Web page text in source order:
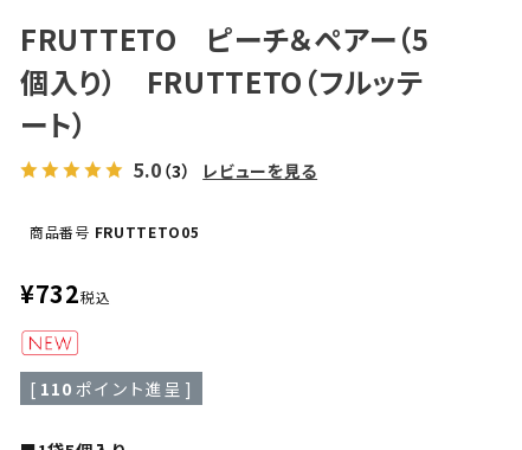
FRUTTETO ピーチ＆ペアー（5
個入り） FRUTTETO（フルッテ
ート）
5.0 （3） レビューを見る
商品番号 FRUTTETO05
¥732税込
[ 110 ポイント進呈 ]